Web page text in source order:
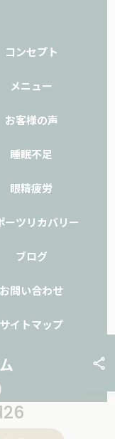
コンセプト
メニュー
お客様の声
睡眠不足
眼精疲労
ーツリカバリー
ブログ
お問い合わせ
サイトマップ